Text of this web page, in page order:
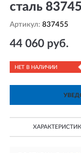
сталь
Артикул: 837455
44 060 руб.
НЕТ В НАЛИЧИИ